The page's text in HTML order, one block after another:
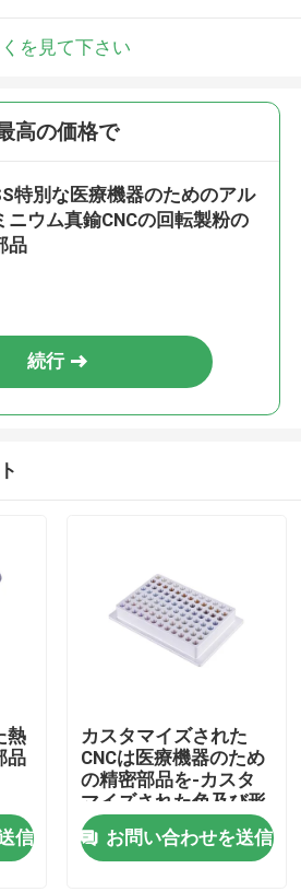
を見て下さい
高の価格で
特別な医療機器のためのアル
ニウム真鍮CNCの回転製粉の
品
続行
熱
品
信
カスタマイズされた
CNCは医療機器のため
の精密部品を-カスタ
マイズされた色及び形
機械で造った
お問い合わせを送信